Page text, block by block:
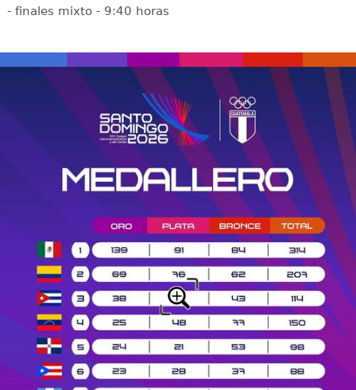
- finales mixto - 9:40 horas